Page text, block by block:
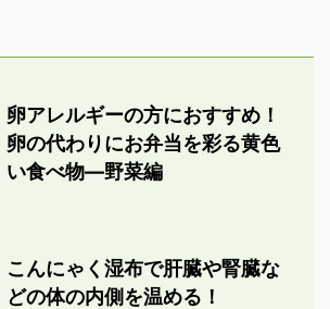
卵アレルギーの方におすすめ！
卵の代わりにお弁当を彩る黄色
い食べ物―野菜編
こんにゃく湿布で肝臓や腎臓な
どの体の内側を温める！